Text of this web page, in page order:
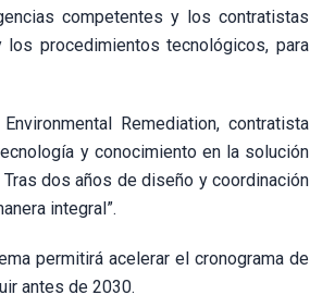
competentes y los contratistas
procedimientos tecnológicos, para
Remediation, contratista
y conocimiento en la solución
dos años de diseño y coordinación
integral”.
permitirá acelerar el cronograma de
antes de 2030.